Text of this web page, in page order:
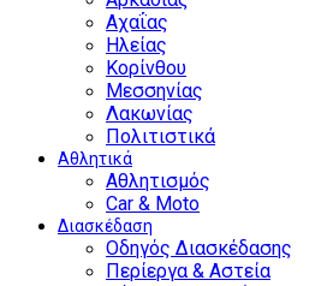
Αχαΐας
Ηλείας
Κορίνθου
Μεσσηνίας
Λακωνίας
Πολιτιστικά
Αθλητικά
Αθλητισμός
Car & Moto
Διασκέδαση
Οδηγός Διασκέδασης
Περίεργα & Αστεία